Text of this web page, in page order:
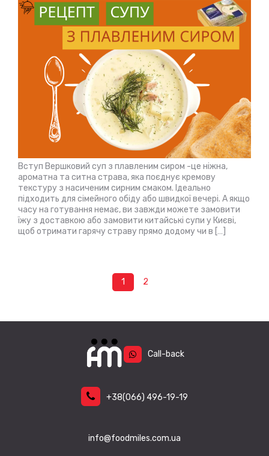
Вступ Вершковий суп з плавленим сиром -це ніжна,
ароматна та ситна страва, яка поєднує кремову
текстуру з насиченим сирним смаком. Ідеально
підходить для сімейного обіду або швидкої вечері. А якщо
часу на готування немає, ви завжди можете замовити
їжу з доставкою або замовити китайські супи у Києві,
щоб отримати гарячу страву прямо додому чи в […]
Posts
1 2
Call-back
+38(066) 496-19-19
info@foodmiles.com.ua